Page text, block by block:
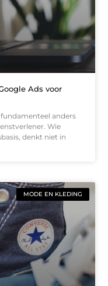
Ads voor
anders
Wie
denkt niet in
MODE EN KLEDING